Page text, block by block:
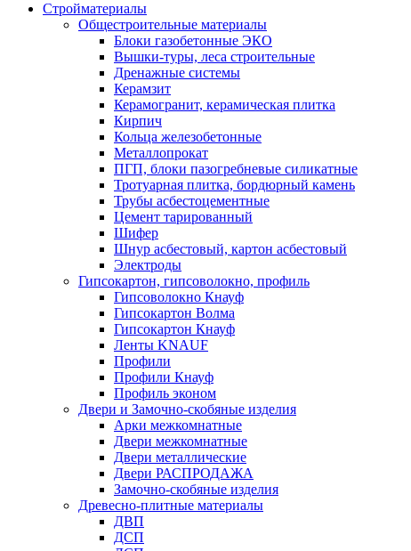
Стройматериалы
Oбщестроительные материалы
Блоки газобетонные ЭКО
Вышки-туры, леса строительные
Дренажные системы
Керамзит
Керамогранит, керамическая плитка
Кирпич
Кольца железобетонные
Металлопрокат
ПГП, блоки пазогребневые силикатные
Тротуарная плитка, бордюрный камень
Трубы асбестоцементные
Цемент тарированный
Шифер
Шнур асбестовый, картон асбестовый
Электроды
Гипсокартон, гипсоволокно, профиль
Гипсоволокно Кнауф
Гипсокартон Волма
Гипсокартон Кнауф
Ленты KNAUF
Профили
Профили Кнауф
Профиль эконом
Двери и Замочно-скобяные изделия
Арки межкомнатные
Двери межкомнатные
Двери металлические
Двери РАСПРОДАЖА
Замочно-скобяные изделия
Древесно-плитные материалы
ДВП
ДСП